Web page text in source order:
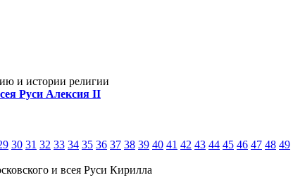
и истории религии
Руси Алексия II
30 31 32 33 34 35 36 37 38 39 40 41 42 43 44 45 46 47 48 49
и всея Руси Кирилла